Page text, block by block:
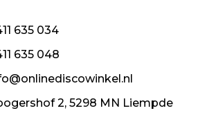
635 034
635 048
2, 5298 MN Liempde